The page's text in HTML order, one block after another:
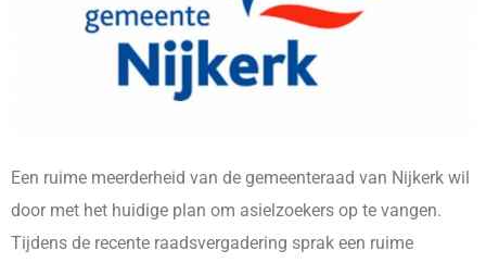
Een ruime meerderheid van de gemeenteraad van Nijkerk wil
door met het huidige plan om asielzoekers op te vangen.
Tijdens de recente raadsvergadering sprak een ruime